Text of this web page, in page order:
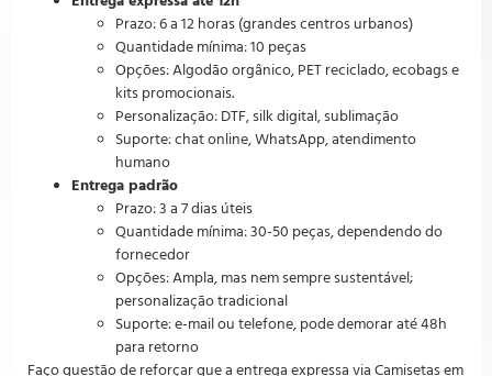
Prazo: 6 a 12 horas (grandes centros urbanos)
Quantidade mínima: 10 peças
Opções: Algodão orgânico, PET reciclado, ecobags e
kits promocionais.
Personalização: DTF, silk digital, sublimação
Suporte: chat online, WhatsApp, atendimento
humano
Entrega padrão
Prazo: 3 a 7 dias úteis
Quantidade mínima: 30-50 peças, dependendo do
fornecedor
Opções: Ampla, mas nem sempre sustentável;
personalização tradicional
Suporte: e-mail ou telefone, pode demorar até 48h
para retorno
Faço questão de reforçar que a entrega expressa via Camisetas em